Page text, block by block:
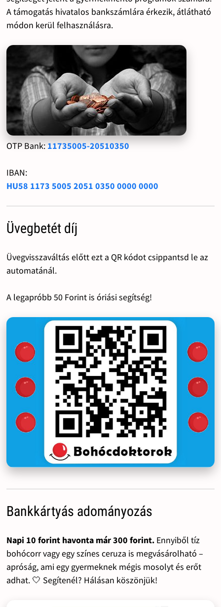
A támogatás hivatalos bankszámlára érkezik, átlátható
módon kerül felhasználásra.
OTP Bank: 11735005-20510350
IBAN:
HU58 1173 5005 2051 0350 0000 0000
Üvegbetét díj
Üvegvisszaváltás előtt ezt a QR kódot csippantsd le az
automatánál.
A legapróbb 50 Forint is óriási segítség!
Bankkártyás adományozás
Napi 10 forint havonta már 300 forint.Ennyiből tíz
bohócorr vagy egy színes ceruza is megvásárolható –
apróság, ami egy gyermeknek mégis mosolyt és erőt
adhat. 🤍 Segítenél? Hálásan köszönjük!